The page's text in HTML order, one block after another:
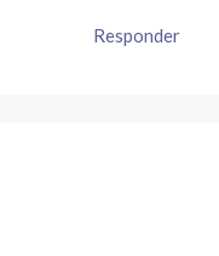
Responder